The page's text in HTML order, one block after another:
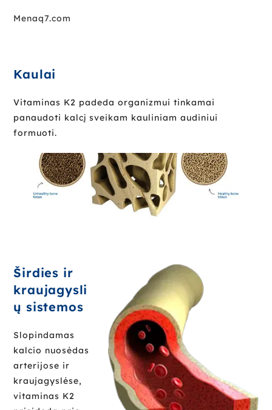
Menaq7.com
Kaulai
Vitaminas K2 padeda organizmui tinkamai
panaudoti kalcį sveikam kauliniam audiniui
formuoti.
Širdies ir
kraujagysli
ų sistemos
Slopindamas
kalcio nuosėdas
arterijose ir
kraujagyslėse,
vitaminas K2